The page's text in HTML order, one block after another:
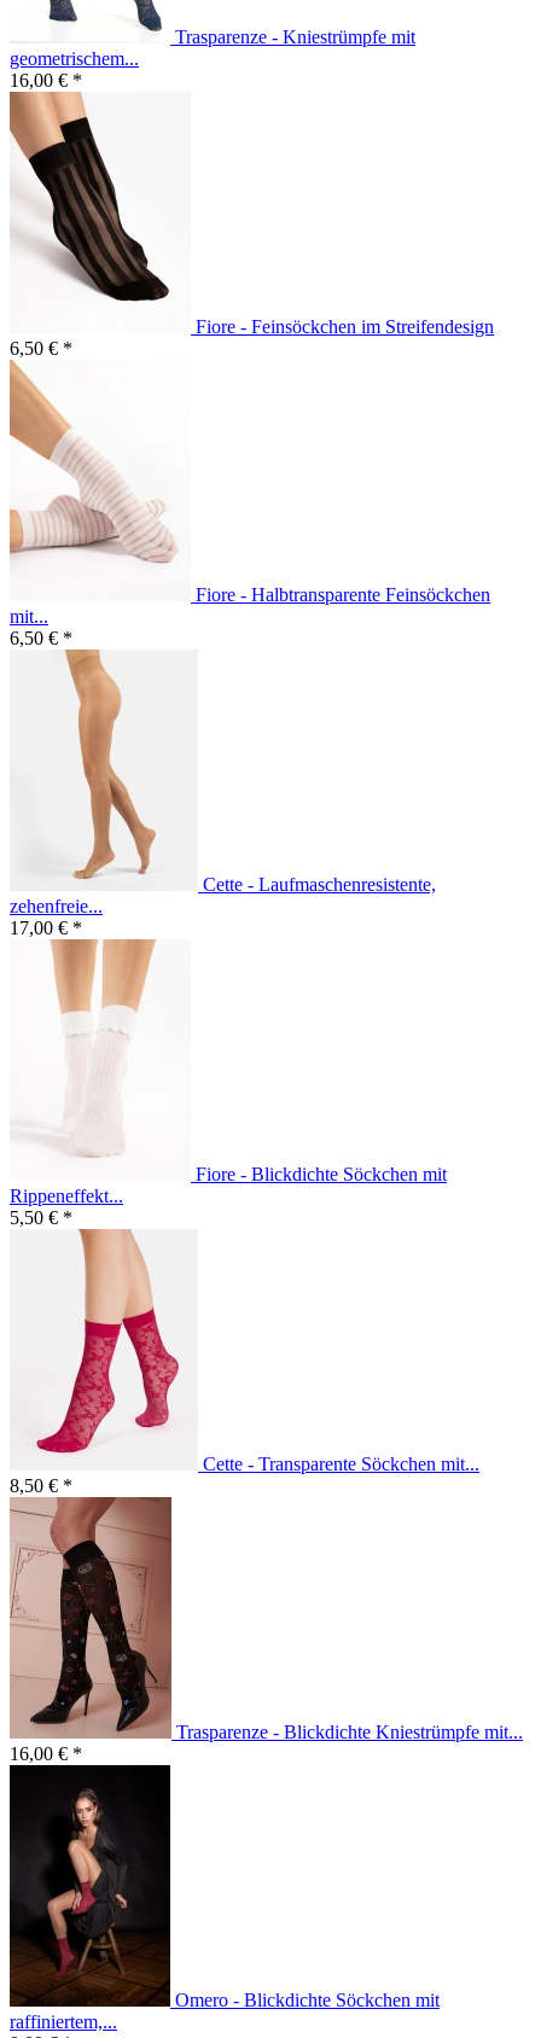
Trasparenze - Kniestrümpfe mit
geometrischem...
16,00 € *
Fiore - Feinsöckchen im Streifendesign
6,50 € *
Fiore - Halbtransparente Feinsöckchen
mit...
6,50 € *
Cette - Laufmaschenresistente,
zehenfreie...
17,00 € *
Fiore - Blickdichte Söckchen mit
Rippeneffekt...
5,50 € *
Cette - Transparente Söckchen mit...
8,50 € *
Trasparenze - Blickdichte Kniestrümpfe mit...
16,00 € *
Omero - Blickdichte Söckchen mit
raffiniertem,...